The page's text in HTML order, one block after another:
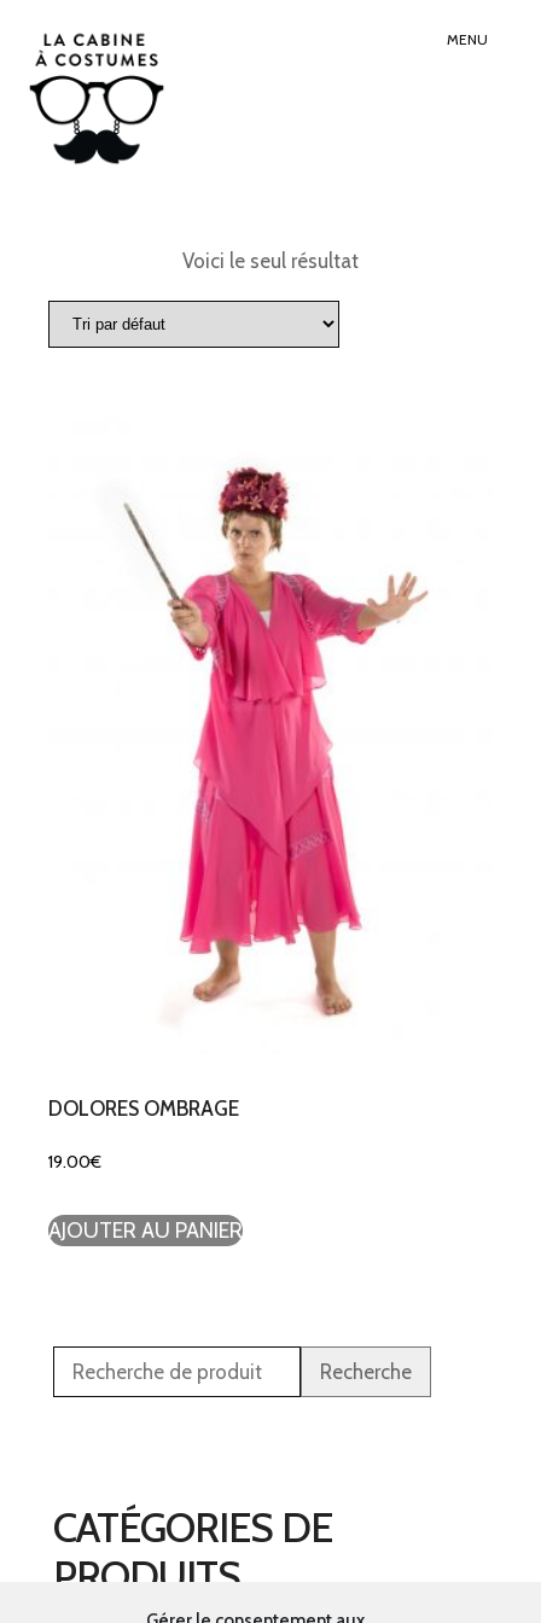
MENU
Voici le seul résultat
DOLORES OMBRAGE
19.00€
AJOUTER AU PANIER
Recherche
CATÉGORIES DE
PRODUITS